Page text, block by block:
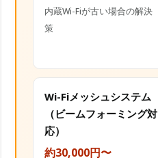
内蔵Wi-Fiが古い場合の解決
策
Wi-Fiメッシュシステム
（ビームフォーミング対
応）
約30,000円〜